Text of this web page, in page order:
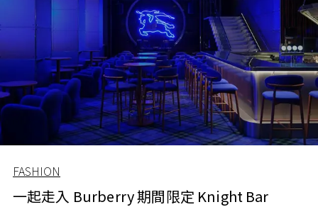
FASHION
一起走入 Burberry 期間限定 Knight Bar